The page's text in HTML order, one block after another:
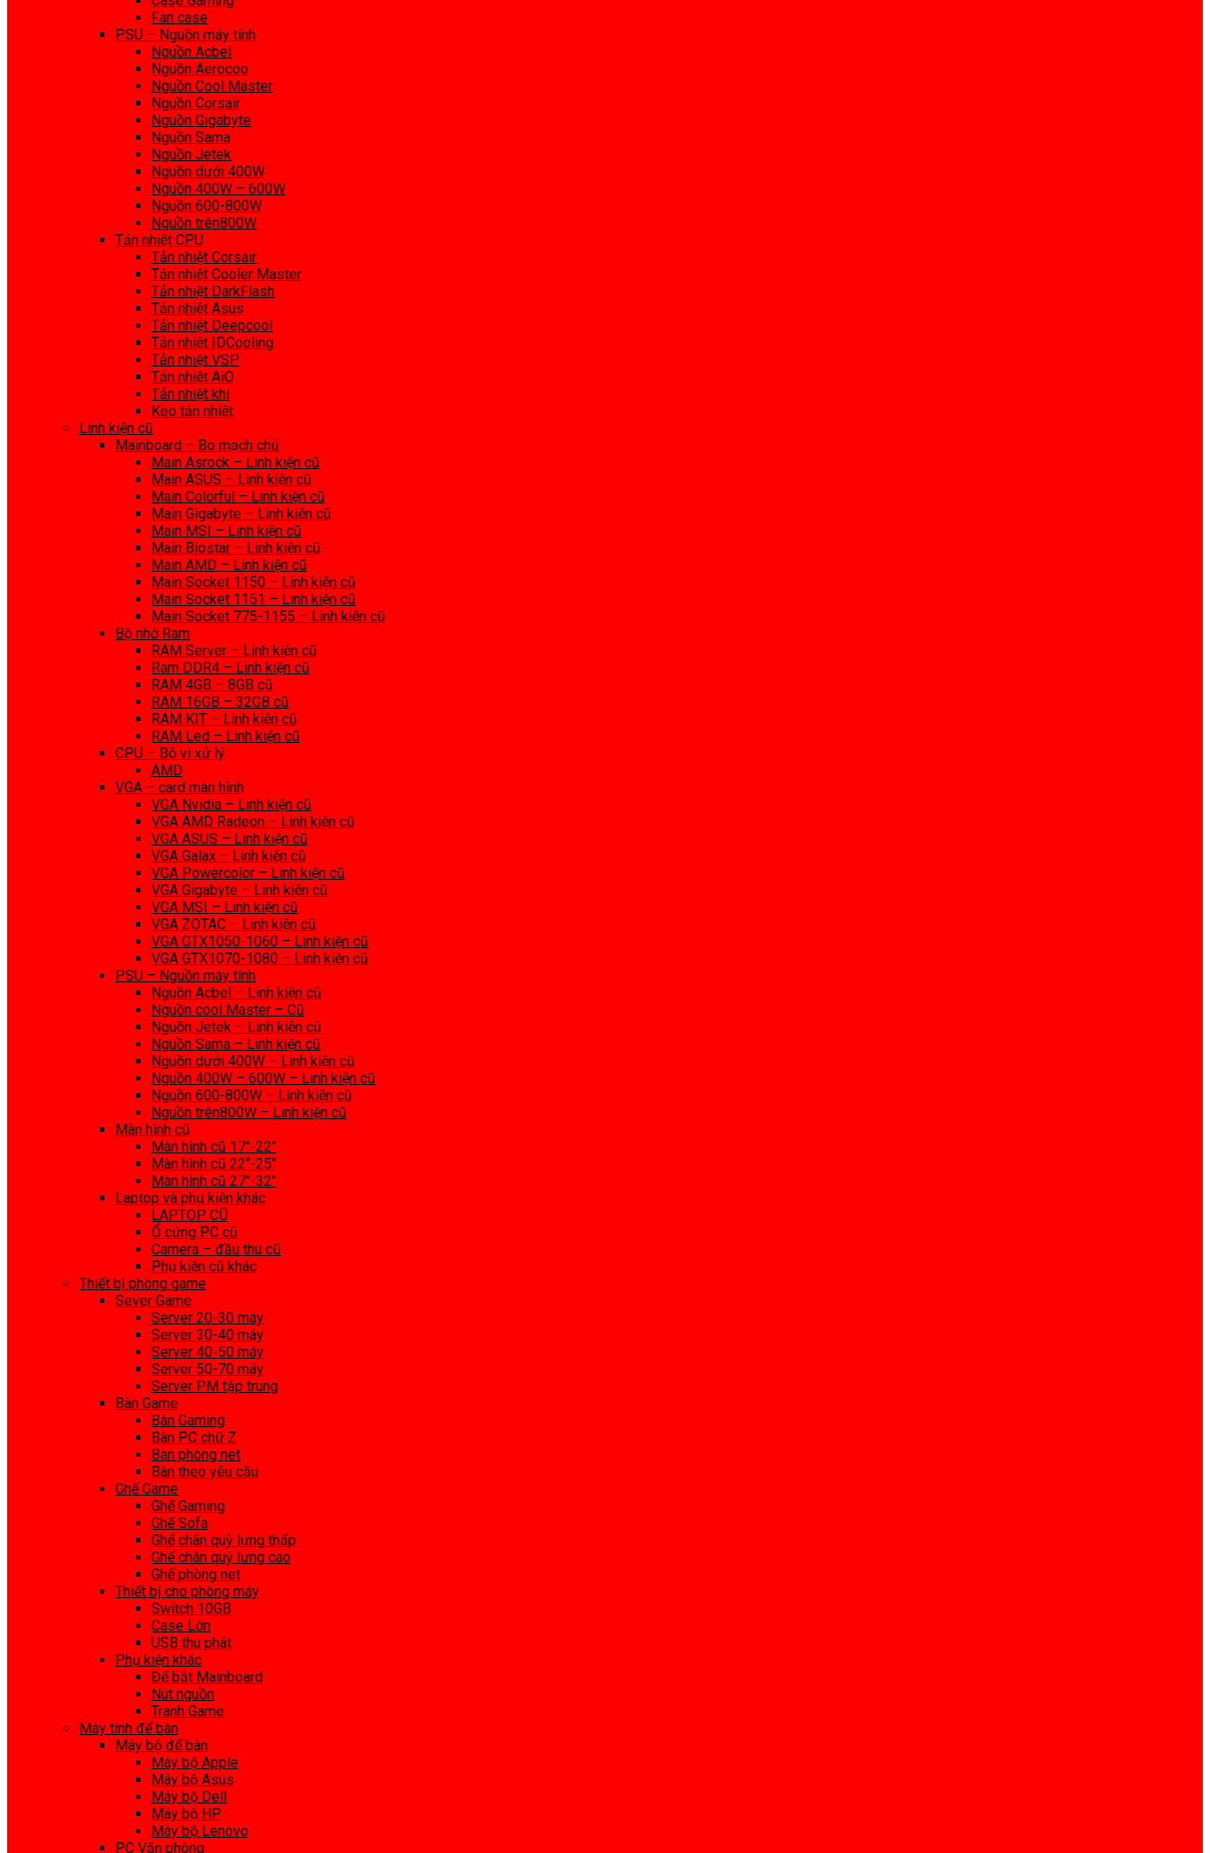
Fan case
PSU – Nguồn máy tính
Nguồn Acbel
Nguồn Aerocoo
Nguồn Cool Master
Nguồn Corsair
Nguồn Gigabyte
Nguồn Sama
Nguồn Jetek
Nguồn dưới 400W
Nguồn 400W – 600W
Nguồn 600-800W
Nguồn trên800W
Tản nhiệt CPU
Tản nhiệt Corsair
Tản nhiệt Cooler Master
Tản nhiệt DarkFlash
Tản nhiệt Asus
Tản nhiệt Deepcool
Tản nhiệt IDCooling
Tản nhiệt VSP
Tản nhiệt AiO
Tản nhiệt khí
Keo tản nhiệt
Linh kiện cũ
Mainboard – Bo mạch chủ
Main Asrock – Linh kiện cũ
Main ASUS – Linh kiện cũ
Main Colorful – Linh kiện cũ
Main Gigabyte – Linh kiện cũ
Main MSI – Linh kiện cũ
Main Biostar – Linh kiện cũ
Main AMD – Linh kiện cũ
Main Socket 1150 – Linh kiện cũ
Main Socket 1151 – Linh kiện cũ
Main Socket 775-1155 – Linh kiện cũ
Bộ nhớ Ram
RAM Server – Linh kiện cũ
Ram DDR4 – Linh kiện cũ
RAM 4GB – 8GB cũ
RAM 16GB – 32GB cũ
RAM KIT – Linh kiện cũ
RAM Led – Linh kiện cũ
CPU – Bộ vi xử lý
AMD
VGA – card màn hình
VGA Nvidia – Linh kiện cũ
VGA AMD Radeon – Linh kiện cũ
VGA ASUS – Linh kiện cũ
VGA Galax – Linh kiện cũ
VGA Powercolor – Linh kiện cũ
VGA Gigabyte – Linh kiện cũ
VGA MSI – Linh kiện cũ
VGA ZOTAC – Linh kiện cũ
VGA GTX1050-1060 – Linh kiện cũ
VGA GTX1070-1080 – Linh kiện cũ
PSU – Nguồn máy tính
Nguồn Acbel – Linh kiện cũ
Nguồn cool Master – Cũ
Nguồn Jetek – Linh kiện cũ
Nguồn Sama – Linh kiện cũ
Nguồn dưới 400W – Linh kiện cũ
Nguồn 400W – 600W – Linh kiện cũ
Nguồn 600-800W – Linh kiện cũ
Nguồn trên800W – Linh kiện cũ
Màn hình cũ
Màn hình cũ 17″-22″
Màn hình cũ 22″-25″
Màn hình cũ 27″-32″
Laptop và phụ kiện khác
LAPTOP CŨ
Ổ cứng PC cũ
Camera – đầu thu cũ
Phụ kiện cũ khác
Thiết bị phòng game
Sever Game
Server 20-30 máy
Server 30-40 máy
Server 40-50 máy
Server 50-70 máy
Server PM tập trung
Bàn Game
Bàn Gaming
Bàn PC chữ Z
Bàn phòng net
Bàn theo yêu cầu
Ghế Game
Ghế Gaming
Ghế Sofa
Ghế chân quỳ lưng thấp
Ghế chân quỳ lưng cao
Ghế phòng net
Thiết bị cho phòng máy
Switch 10GB
Case Lớn
USB thu phát
Phụ kiện khác
Đế bắt Mainboard
Nút nguồn
Tranh Game
Máy tính để bàn
Máy bộ để bàn
Máy bộ Apple
Máy bộ Asus
Máy bộ Dell
Máy bộ HP
Máy bộ Lenovo
PC Văn phòng